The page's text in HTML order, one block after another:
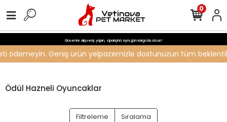
Güvenle alışveriş yapın, siparişiniz aynı gün kargo'da olsun!
ödemeyin. Geniş ürün yelpazemizle dostunuzun tüm
0
Ödül Hazneli Oyuncaklar
Filtreleme Sıralama